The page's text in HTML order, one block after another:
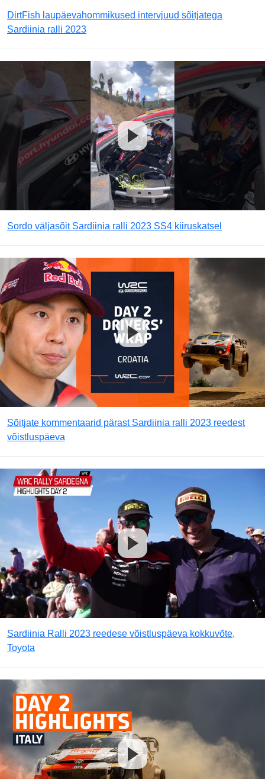
DirtFish laupäevahommikused intervjuud sõitjatega
Sardiinia ralli 2023
Sordo väljasõit Sardiinia ralli 2023 SS4 kiiruskatsel
Sõitjate kommentaarid pärast Sardiinia ralli 2023 reedest
võistluspäeva
Sardiinia Ralli 2023 reedese võistluspäeva kokkuvõte,
Toyota